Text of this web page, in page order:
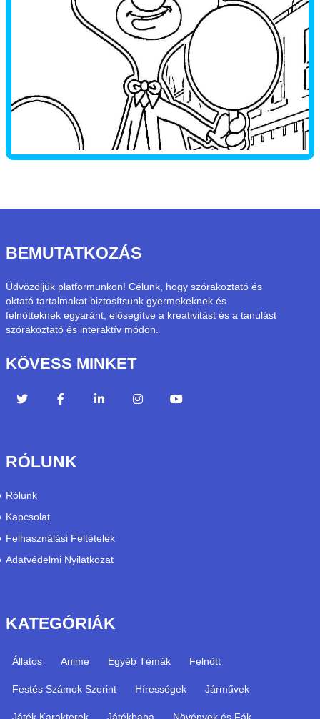
BEMUTATKOZÁS
Üdvözöljük platformunkon! Célunk, hogy szórakoztató és
oktató tartalmakat biztosítsunk gyermekeknek és
felnőtteknek egyaránt, elősegítve a kreativitást és a tanulást
szórakoztató és interaktív módon.
KÖVESS MINKET
RÓLUNK
Rólunk
Kapcsolat
Felhasználási Feltételek
Adatvédelmi Nyilatkozat
KATEGÓRIÁK
Állatos Anime Egyéb Témák Felnőtt
Festés Számok Szerint Hírességek Járművek